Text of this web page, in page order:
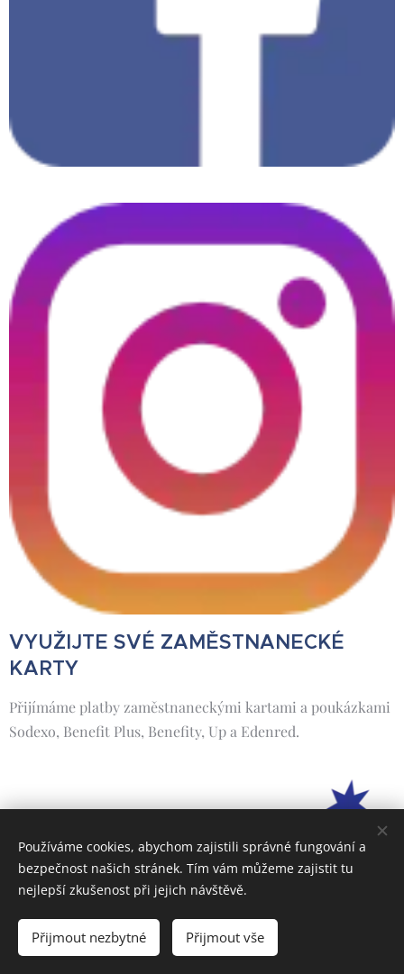
VYUŽIJTE SVÉ ZAMĚSTNANECKÉ
KARTY
Přijímáme platby zaměstnaneckými kartami a poukázkami
Sodexo, Benefit Plus, Benefity, Up a Edenred.
Používáme cookies, abychom zajistili správné fungování a
bezpečnost našich stránek. Tím vám můžeme zajistit tu
nejlepší zkušenost při jejich návštěvě.
Přijmout nezbytné Přijmout vše